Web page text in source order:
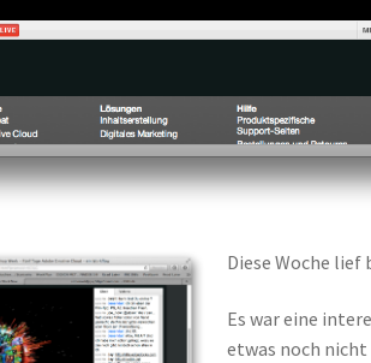
Diese Woche lief
Es war eine
etwas noch